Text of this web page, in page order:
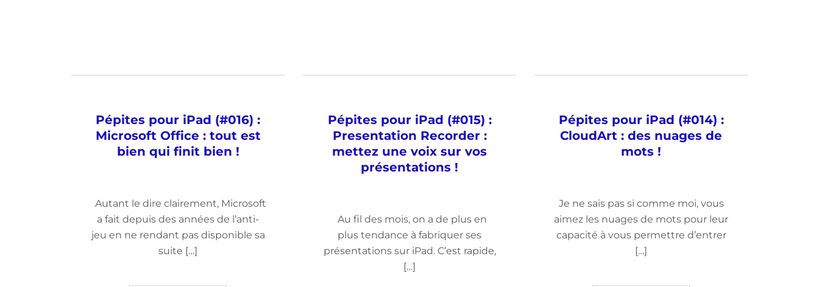
Pépites pour iPad (#016) :
Microsoft Office : tout est
bien qui finit bien !
Autant le dire clairement, Microsoft
a fait depuis des années de l’anti-
jeu en ne rendant pas disponible sa
suite […]
Pépites pour iPad (#015) :
Presentation Recorder :
mettez une voix sur vos
présentations !
Au fil des mois, on a de plus en
plus tendance à fabriquer ses
présentations sur iPad. C’est rapide,
[…]
Pépites pour iPad (#014) :
CloudArt : des nuages de
mots !
Je ne sais pas si comme moi, vous
aimez les nuages de mots pour leur
capacité à vous permettre d’entrer
[…]